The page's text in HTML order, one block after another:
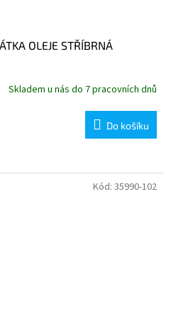
OLEJE STŘÍBRNÁ
Skladem u nás do 7 pracovních dnů
Do košíku
Kód: 35990-102